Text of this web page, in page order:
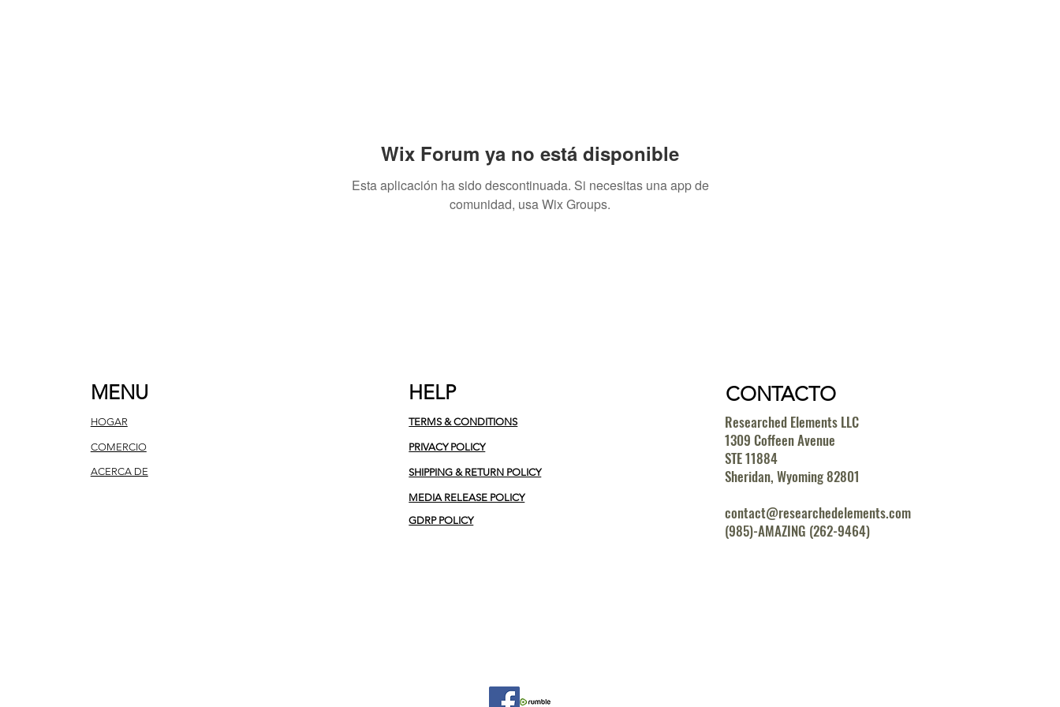
Wix Forum ya no está disponible
Esta aplicación ha sido descontinuada. Si necesitas una app de
comunidad, usa Wix Groups.
MENU
HOGAR
COMERCIO
ACERCA DE
HELP
TERMS & CONDITIONS
PRIVACY POLICY
SHIPPING & RETURN POLICY
MEDIA RELEASE POLICY
GDRP POLICY
CONTACTO
Researched Elements LLC
1309 Coffeen Avenue
STE 11884
Sheridan, Wyoming 82801
contact@researchedelements.com
(985)-AMAZING (262-9464)